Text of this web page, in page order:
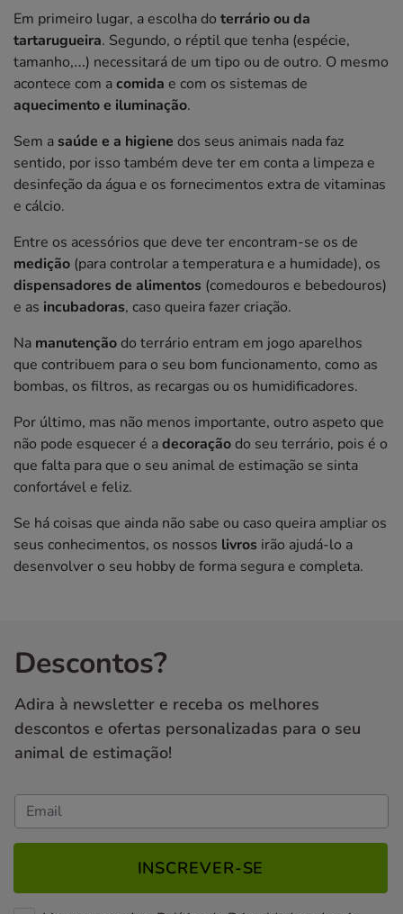
Em primeiro lugar, a escolha do terrário ou da
tartarugueira. Segundo, o réptil que tenha (espécie,
tamanho,…) necessitará de um tipo ou de outro. O mesmo
acontece com acomida e com os sistemas de
aquecimento e iluminação.
Sem asaúde e a higiene dos seus animais nada faz
sentido, por isso também deve ter em conta a limpeza e
desinfeção da água e os fornecimentos extra de vitaminas
e cálcio.
Entre os acessórios que deve ter encontram-se os de
medição (para controlar a temperatura e a humidade), os
dispensadores de alimentos (comedouros e bebedouros)
e as incubadoras, caso queira fazer criação.
Na manutençãodo terrário entram em jogo aparelhos
que contribuem para o seu bom funcionamento, como as
bombas, os filtros, as recargas ou os humidificadores.
Por último, mas não menos importante, outro aspeto que
não pode esquecer é adecoraçãodo seu terrário, pois é o
que falta para que o seu animal de estimação se sinta
confortável e feliz.
Se há coisas que ainda não sabe ou caso queira ampliar os
seus conhecimentos, os nossos livros irão ajudá-lo a
desenvolver o seu hobby de forma segura e completa.
Descontos?
Adira à newsletter e receba os melhores
descontos e ofertas personalizadas para o seu
animal de estimação!
INSCREVER-SE